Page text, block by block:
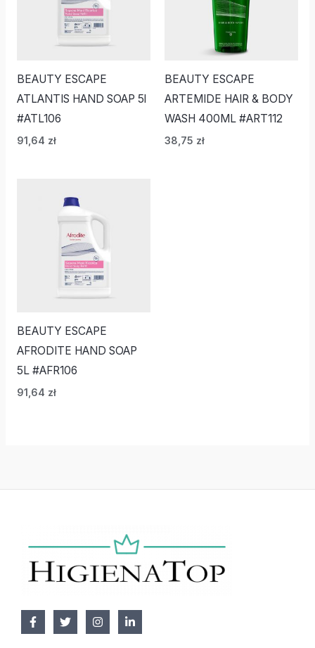
BEAUTY ESCAPE
ATLANTIS HAND SOAP 5l
#ATL106
91,64 zł
BEAUTY ESCAPE
ARTEMIDE HAIR & BODY
WASH 400ML #ART112
38,75 zł
BEAUTY ESCAPE
AFRODITE HAND SOAP
5L #AFR106
91,64 zł